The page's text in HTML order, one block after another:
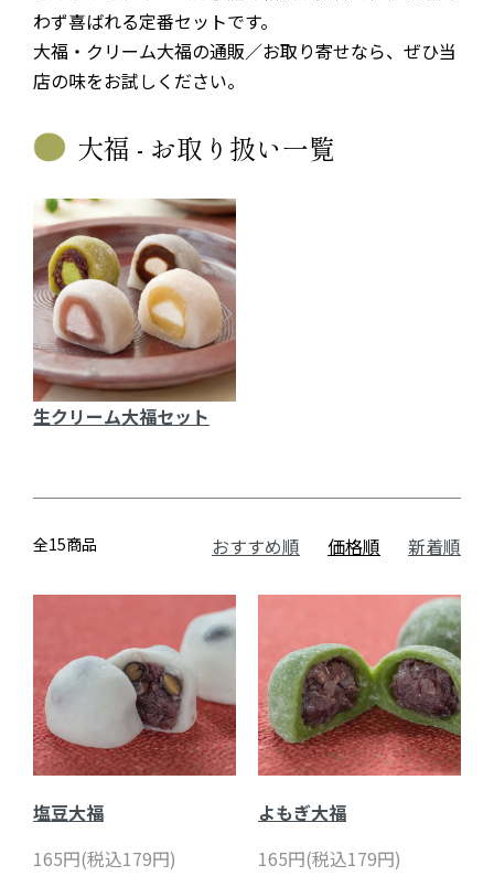
わず喜ばれる定番セットです。
大福・クリーム大福の通販／お取り寄せなら、ぜひ当
店の味をお試しください。
大福 - お取り扱い一覧
カテゴリー一覧
生クリーム大福セット
全15商品 おすすめ順 価格順 新着順
塩豆大福
165円(税込179円)
よもぎ大福
165円(税込179円)